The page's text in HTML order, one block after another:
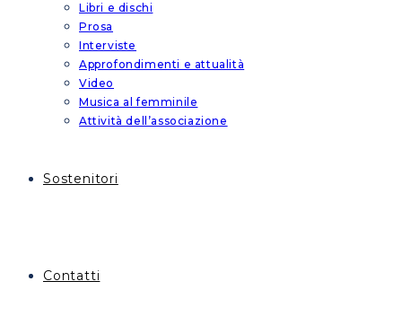
Libri e dischi
Prosa
Interviste
Approfondimenti e attualità
Video
Musica al femminile
Attività dell’associazione
Sostenitori
Contatti